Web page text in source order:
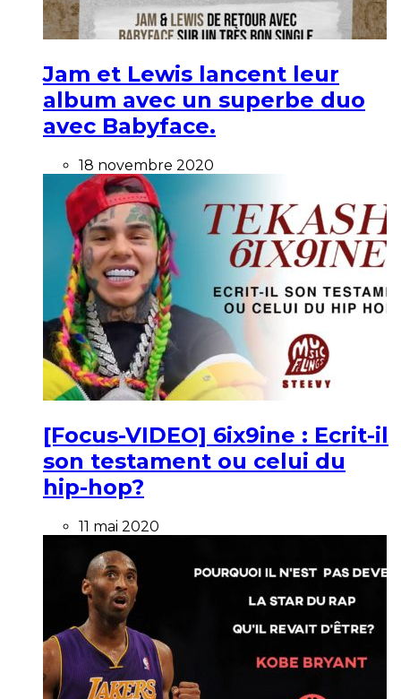
Jam et Lewis lancent leur
album avec un superbe duo
avec Babyface.
18 novembre 2020
[Focus-VIDEO] 6ix9ine : Ecrit-il
son testament ou celui du
hip-hop?
11 mai 2020